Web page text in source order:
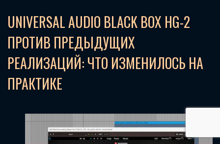
UNIVERSAL AUDIO BLACK BOX HG-2
ПРОТИВ ПРЕДЫДУЩИХ
РЕАЛИЗАЦИЙ: ЧТО ИЗМЕНИЛОСЬ НА
ПРАКТИКЕ